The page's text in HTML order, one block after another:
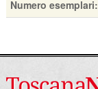
Numero esemplari: